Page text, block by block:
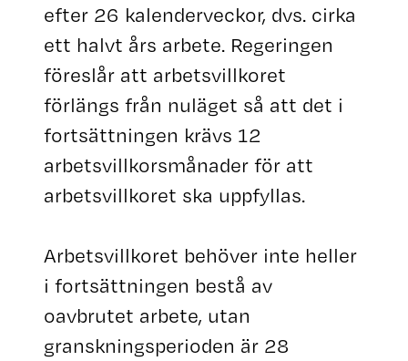
efter 26 kalenderveckor, dvs. cirka
ett halvt års arbete. Regeringen
föreslår att arbetsvillkoret
förlängs från nuläget så att det i
fortsättningen krävs 12
arbetsvillkorsmånader för att
arbetsvillkoret ska uppfyllas.
Arbetsvillkoret behöver inte heller
i fortsättningen bestå av
oavbrutet arbete, utan
granskningsperioden är 28